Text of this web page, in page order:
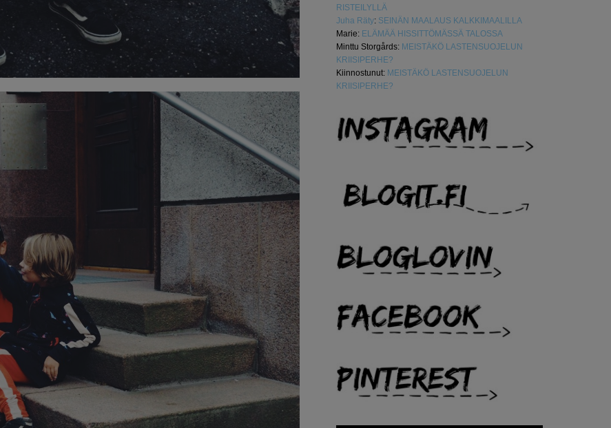
RISTEILYLLÄ
Juha Räty: SEINÄN MAALAUS KALKKIMAALILLA
Marie: ELÄMÄÄ HISSITTÖMÄSSÄ TALOSSA
Minttu Storgårds: MEISTÄKÖ LASTENSUOJELUN
KRIISIPERHE?
Kiinnostunut: MEISTÄKÖ LASTENSUOJELUN
KRIISIPERHE?